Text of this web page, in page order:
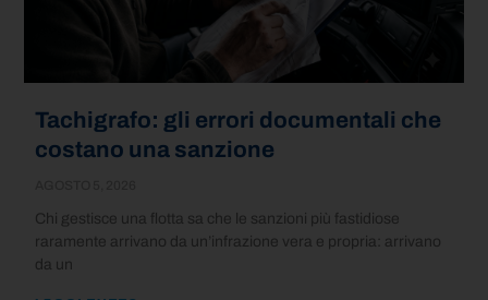
Tachigrafo: gli errori documentali che
costano una sanzione
Chi gestisce una flotta sa che le sanzioni più fastidiose
raramente arrivano da un’infrazione vera e propria: arrivano
da un